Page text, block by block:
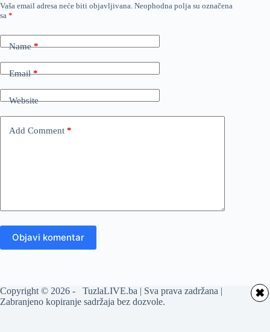
Vaša email adresa neće biti objavljivana. Neophodna polja su označena
sa *
Name*
Email*
Website
Add Comment *
Objavi komentar
Copyright © 2026 - TuzlaLIVE.ba | Sva prava zadržana |
Zabranjeno kopiranje sadržaja bez dozvole.
✖